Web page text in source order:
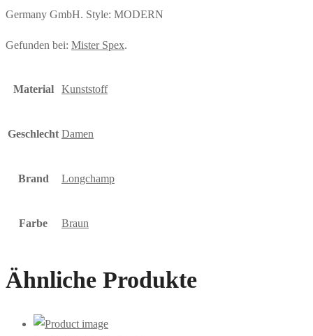
Germany GmbH. Style: MODERN
Gefunden bei: Mister Spex.
Material Kunststoff
Geschlecht Damen
Brand Longchamp
Farbe Braun
Ähnliche Produkte